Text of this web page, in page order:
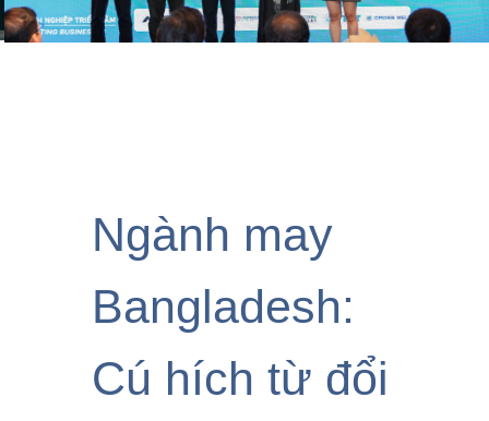
Phong Vì Sự Phát Triển
Bền Vững”
Ngành may
Bangladesh:
Cú hích từ đổi